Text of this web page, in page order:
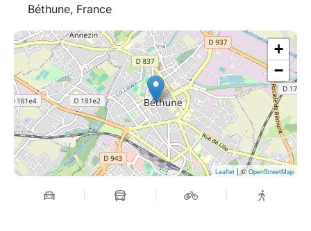
Béthune, France
+
−
Leaflet | ©OpenStreetMap